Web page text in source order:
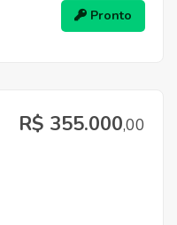
Pronto
R$ 355.000,00